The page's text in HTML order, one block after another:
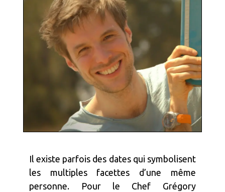
Il existe parfois des dates qui symbolisent
les multiples facettes d’une même
personne. Pour le Chef Grégory